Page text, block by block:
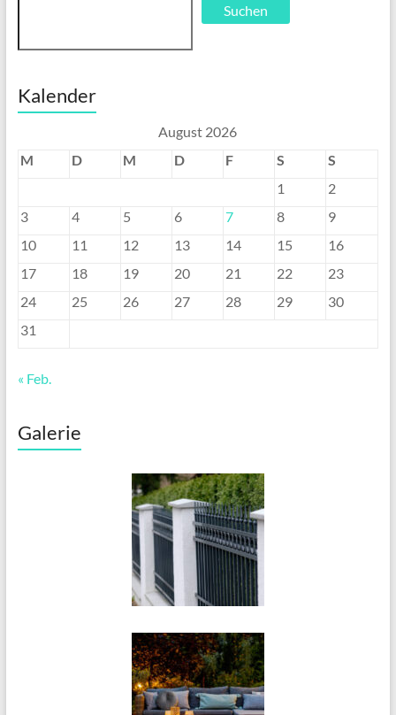
Suchen
Kalender
August 2026
M
D M D F S
S
1
2
3
4 5 6 7 8
9
10
11 12 13 14 15
16
17
18 19 20 21 22
23
24
25 26 27 28 29
30
31
« Feb.
Galerie